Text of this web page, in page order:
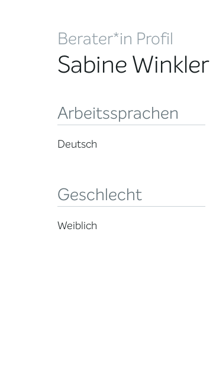
Berater*in Profil
Sabine Winkler
Arbeitssprachen
Deutsch
Geschlecht
Weiblich